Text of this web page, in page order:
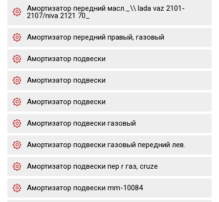
Амортизатор передний масл._\\ lada vaz 2101-
2107/niva 2121 70_
Амортизатор передний правый, газовый
Амортизатор подвески
Амортизатор подвески
Амортизатор подвески
Амортизатор подвески газовый
Амортизатор подвески газовый передний лев.
Амортизатор подвески пер r газ, cruze
Амортизатор подвески mm-10084